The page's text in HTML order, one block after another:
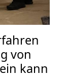
von
kann